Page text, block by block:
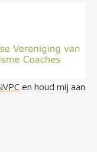
en houd mij aan